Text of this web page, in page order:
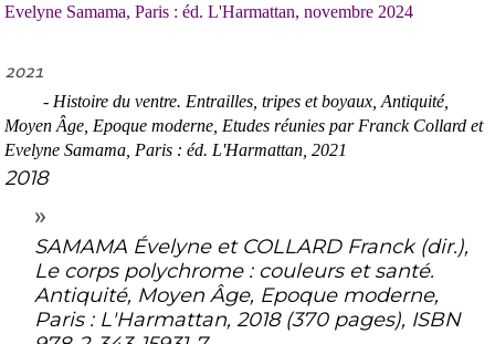
Evelyne Samama, Paris : éd. L'Harmattan, novembre 2024
2021
- Histoire du ventre. Entrailles, tripes et boyaux ,Antiquité,
Moyen Âge, Epoque moderne , Etudesréunies par Franck Collard et
Evelyne Samama, Paris : éd. L'Harmattan, 2021
2018
SAMAMA Évelyne et COLLARD Franck (dir.),
Le corps polychrome : couleurs et santé.
Antiquité, Moyen Âge, Epoque moderne,
Paris : L'Harmattan, 2018 (370 pages), ISBN